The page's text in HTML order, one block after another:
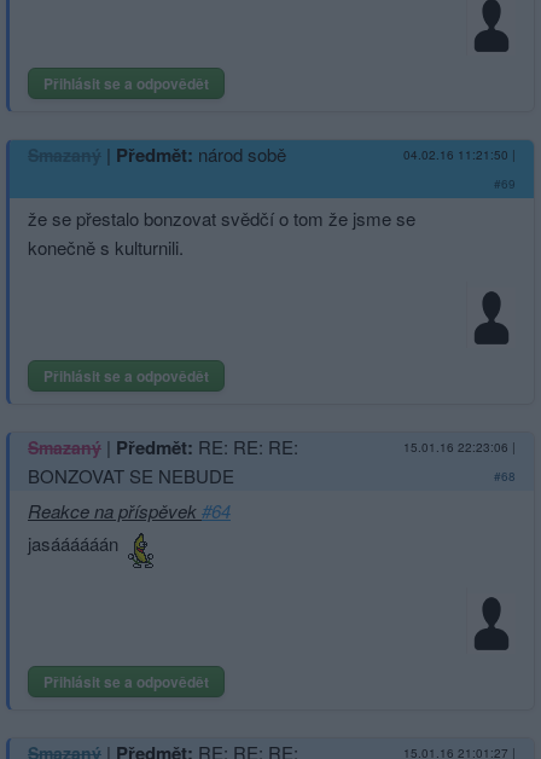
Přihlásit se a odpovědět
Smazaný | Předmět: národ sobě 04.02.16 11:21:50 |
#69
že se přestalo bonzovat svědčí o tom že jsme se
konečně s kulturnili.
Přihlásit se a odpovědět
Smazaný | Předmět: RE: RE: RE:
BONZOVAT SE NEBUDE
15.01.16 22:23:06 |
#68
Reakce na příspěvek#64
jasáááááán
Přihlásit se a odpovědět
Smazaný | Předmět: RE: RE: RE:
15.01.16 21:01:27 |